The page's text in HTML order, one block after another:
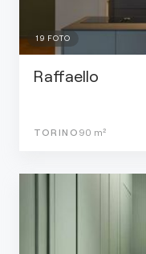
19 FOTO
Raffaello
TORINO 90 m²